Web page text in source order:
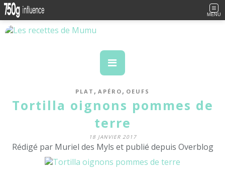
MENU
PLAT , APÉRO , OEUFS
Tortilla oignons pommes de
terre
18 JANVIER 2017
Rédigé par Muriel des Myls et publié depuis Overblog